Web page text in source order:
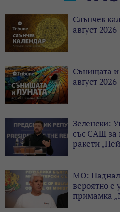
Слънчев
август 2026
Сънищата и
август 2026
Зеленски:
със САЩ за
ракети
МО:
вероятно е
примамка